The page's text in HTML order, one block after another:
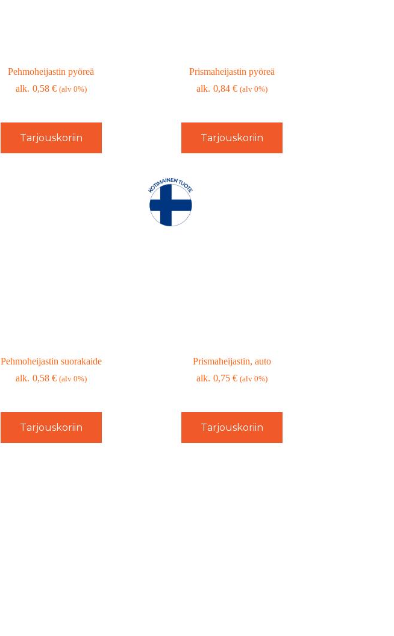
Pehmoheijastin pyöreä
0,58 € (alv 0%)
Tarjouskoriin
Prismaheijastin pyöreä
0,84 € (alv 0%)
Tarjouskoriin
Pehmoheijastin suorakaide
0,58 € (alv 0%)
Tarjouskoriin
Prismaheijastin, auto
0,75 € (alv 0%)
Tarjouskoriin